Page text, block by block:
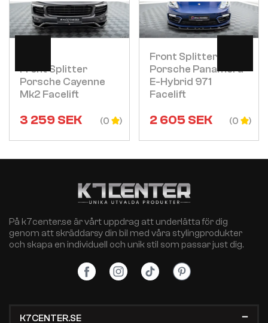
Front Splitter
Porsche Cayenne
Mk2 Facelift
3 259SEK (0
Visa
Front Splitter V.2
Porsche Panamera
E-Hybrid 971
Facelift
2 605SEK (0
Visa
På k7center.se är vårt uppdrag att underlätta för dig
genom att skräddarsy din bil med våra stylingprodukter
och skapa en individuell och unik stil som passar just dig.
K7CENTER.SE